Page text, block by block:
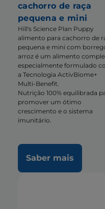
cachorro de raça
pequena e mini
Hill's Science Plan Puppy
alimento para cachorro de
pequena e mini com
arroz é um alimento
especialmente formulado
a Tecnologia ActivBiome+
Multi-Benefit.
Nutrição 100% equilibrada
promover um ótimo
crescimento e o sistema
imunitário.
Saber mais